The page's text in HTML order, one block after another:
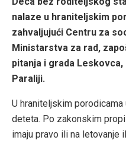
nalaze u hraniteljskim
zahvaljujući Centru za
Ministarstva za rad,
pitanja i grada
Paraliji.
U hraniteljskim
deteta. Po zakonskim
imaju pravo ili na letovanje